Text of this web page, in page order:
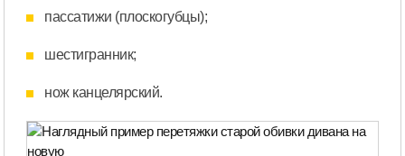
пассатижи (плоскогубцы);
шестигранник;
нож канцелярский.